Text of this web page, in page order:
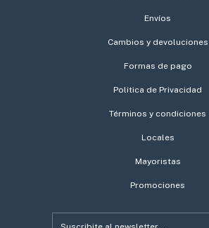
Envíos
Cambios y devoluciones
Formas de pago
Politica de Privacidad
Términos y condiciones
Locales
Mayoristas
Promociones